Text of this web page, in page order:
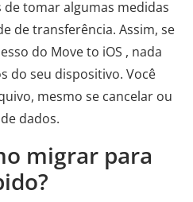
tomar algumas medidas
de transferência. Assim, se
do Move to iOS , nada
do seu dispositivo. Você
mesmo se cancelar ou
dados.
migrar para